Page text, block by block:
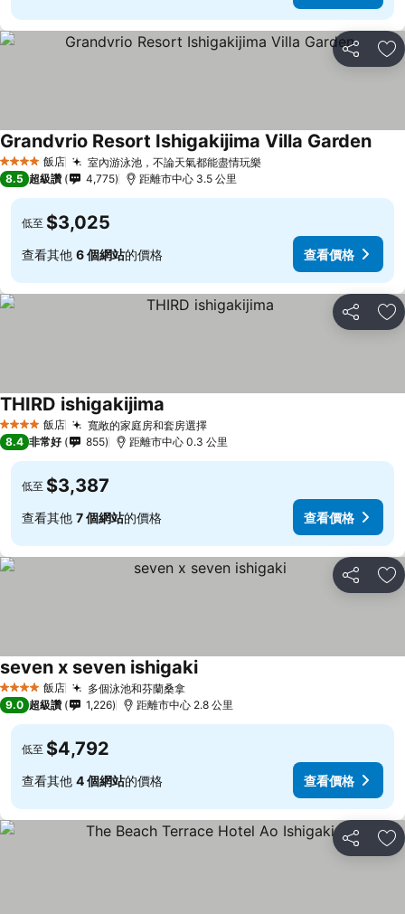
分享 加
4 星級 飯店 室內游泳池，不論天氣都能盡情玩樂
Grandvrio Resort Ishigakijima Villa Garden
8.5 超級讚 4,775 距離市中心 3.5 公里
低至 $3,025
查看其他 6 個網站的價格 查看價格
分享 加
4 星級 飯店 寬敞的家庭房和套房選擇
THIRD ishigakijima
8.4 非常好 855 距離市中心 0.3 公里
低至 $3,387
查看其他 7 個網站的價格 查看價格
分享 加
4 星級 飯店 多個泳池和芬蘭桑拿
seven x seven ishigaki
9.0 超級讚 1,226 距離市中心 2.8 公里
低至 $4,792
查看其他 4 個網站的價格 查看價格
分享 加